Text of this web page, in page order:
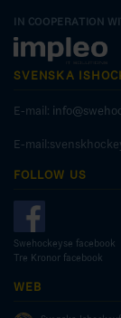
IN COOPERATION
SVENSKA
E-mail:
E-
FOLLOW US
Swehockeyse facebook
Tre Kronor facebook
WEB